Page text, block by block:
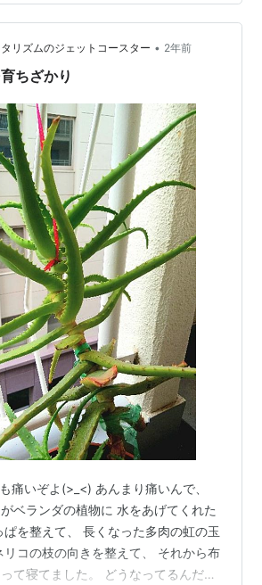
リズムのジェットコースター • 2年前
ちざかり
痛いぞよ(>_<) あんまり痛いんで、
ベランダの植物に 水をあげてくれた
を整えて、 長くなった多肉の虹の玉
リコの枝の向きを整えて、 それから布
て寝てました。 どうなってるんだ耳